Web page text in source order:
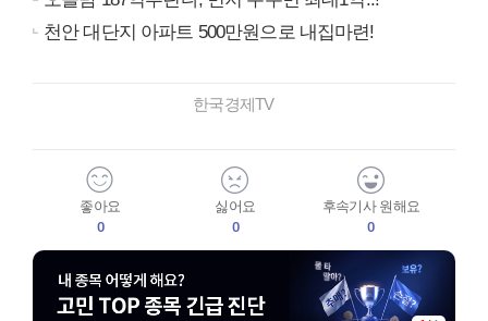
천안 대단지 아파트 500만원으로 내집마련!
한국경제TV
좋아요
0
싫어요
0
후속기사 원해요
0